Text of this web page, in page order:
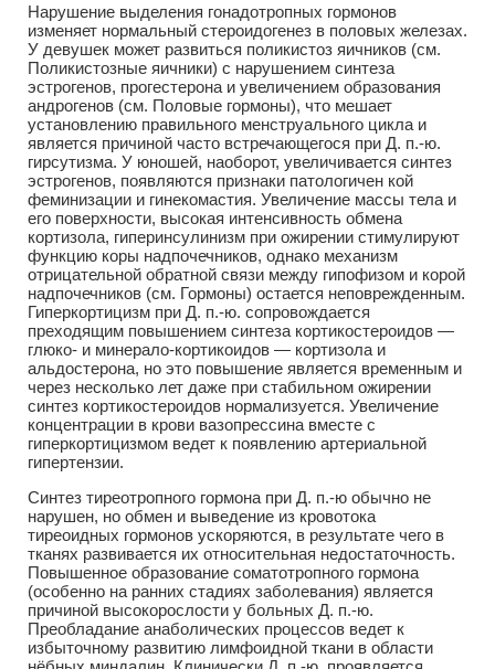
Нарушение выделения гонадотропных гормонов
изменяет нормальный стероидогенез в половых железах.
У девушек может развиться поликистоз яичников (см.
Поликистозные яичники) с нарушением синтеза
эстрогенов, прогестерона и увеличением образования
андрогенов (см. Половые гормоны), что мешает
установлению правильного менструального цикла и
является причиной часто встречающегося при Д. п.-ю.
гирсутизма. У юношей, наоборот, увеличивается синтез
эстрогенов, появляются признаки патологичен кой
феминизации и гинекомастия. Увеличение массы тела и
его поверхности, высокая интенсивность обмена
кортизола, гиперинсулинизм при ожирении стимулируют
функцию коры надпочечников, однако механизм
отрицательной обратной связи между гипофизом и корой
надпочечников (см. Гормоны) остается неповрежденным.
Гиперкортицизм при Д. п.-ю. сопровождается
преходящим повышением синтеза кортикостероидов —
глюко- и минерало-кортикоидов — кортизола и
альдостерона, но это повышение является временным и
через несколько лет даже при стабильном ожирении
синтез кортикостероидов нормализуется. Увеличение
концентрации в крови вазопрессина вместе с
гиперкортицизмом ведет к появлению артериальной
гипертензии.
Синтез тиреотропного гормона при Д. п.-ю обычно не
нарушен, но обмен и выведение из кровотока
тиреоидных гормонов ускоряются, в результате чего в
тканях развивается их относительная недостаточность.
Повышенное образование соматотропного гормона
(особенно на ранних стадиях заболевания) является
причиной высокорослости у больных Д. п.-ю.
Преобладание анаболических процессов ведет к
избыточному развитию лимфоидной ткани в области